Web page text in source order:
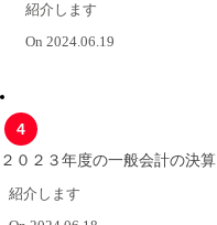
紹介します
On 2024.06.19
4
２０２３年度の一般会計の決算
紹介します